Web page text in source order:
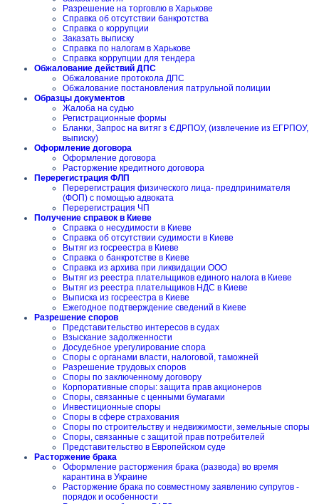
Разрешение на торговлю в Харькове
Справка об отсутствии банкротства
Справка о коррупции
Заказать выписку
Справка по налогам в Харькове
Справка коррупции для тендера
Обжалование действий ДПС
Обжалование протокола ДПС
Обжалование постановления патрульной полиции
Образцы документов
Жалоба на судью
Регистрационные формы
Бланки, Запрос на витяг з ЄДРПОУ, (извлечение из ЕГРПОУ,
выписку)
Оформление договора
Оформление договора
Расторжение кредитного договора
Перерегистрация ФЛП
Перерегистрация физического лица- предпринимателя
(ФОП) с помощью адвоката
Перерегистрация ЧП
Получение справок в Киеве
Справка о несудимости в Киеве
Справка об отсутствии судимости в Киеве
Вытяг из госреестра в Киеве
Справка о банкротстве в Киеве
Справка из архива при ликвидации ООО
Вытяг из реестра плательщиков единого налога в Киеве
Вытяг из реестра плательщиков НДС в Киеве
Выписка из госреестра в Киеве
Ежегодное подтверждение сведений в Киеве
Разрешение споров
Представительство интересов в судах
Взыскание задолженности
Досудебное урегулирование спора
Споры с органами власти, налоговой, таможней
Разрешение трудовых споров
Споры по заключенному договору
Корпоративные споры: защита прав акционеров
Споры, связанные с ценными бумагами
Инвестиционные споры
Споры в сфере страхования
Споры по строительству и недвижимости, земельные споры
Споры, связанные с защитой прав потребителей
Представительство в Европейском суде
Расторжение брака
Оформление расторжения брака (развода) во время
карантина в Украине
Расторжение брака по совместному заявлению супругов -
порядок и особенности